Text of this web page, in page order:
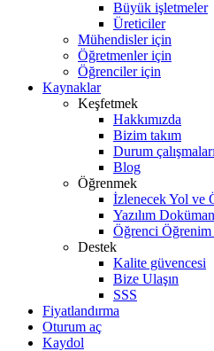
Büyük işletmeler
Üreticiler
Mühendisler için
Öğretmenler için
Öğrenciler için
Kaynaklar
Keşfetmek
Hakkımızda
Bizim takım
Durum çalışmaları
Blog
Öğrenmek
İzlenecek Yol ve
Yazılım
Öğrenci
Destek
Kalite güvencesi
Bize Ulaşın
SSS
Fiyatlandırma
Oturum aç
Kaydol